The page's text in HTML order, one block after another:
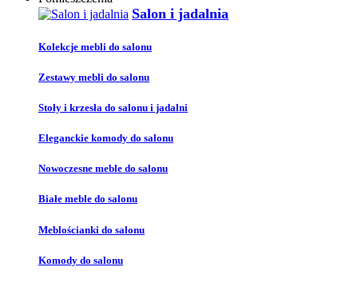
Salon i jadalnia
Kolekcje mebli do salonu
Zestawy mebli do salonu
Stoły i krzesła do salonu i jadalni
Eleganckie komody do salonu
Nowoczesne meble do salonu
Białe meble do salonu
Meblościanki do salonu
Komody do salonu